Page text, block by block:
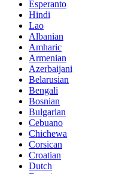
Esperanto
Hindi
Lao
Albanian
Amharic
Armenian
Azerbaijani
Belarusian
Bengali
Bosnian
Bulgarian
Cebuano
Chichewa
Corsican
Croatian
Dutch